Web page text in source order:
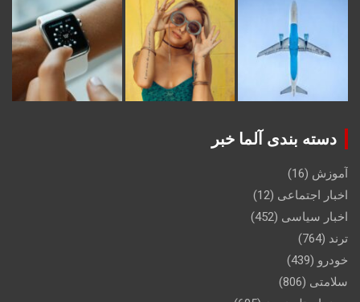
دسته بندی آلما خبر
آموزش (16)
اخبار اجتماعی (12)
اخبار سیاسی (452)
ترند (764)
خودرو (439)
سلامتی (806)